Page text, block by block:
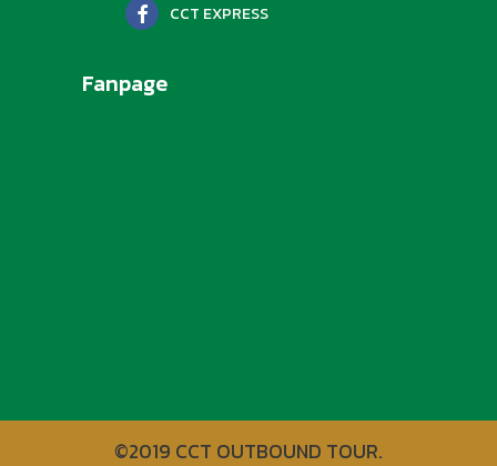
CCT EXPRESS
Fanpage
©2019 CCT OUTBOUND TOUR.